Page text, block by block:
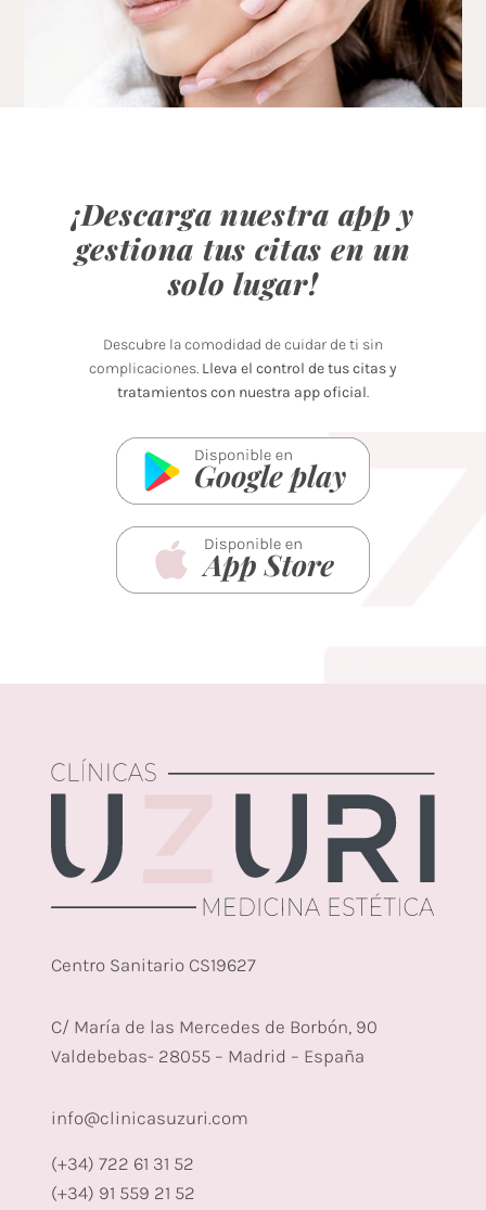
¡Descarga nuestra app y
gestiona tus citas en un
solo lugar!
Descubre la comodidad de cuidar de ti sin
complicaciones. Lleva el control de tus citas y
tratamientos con nuestra app oficial.
Centro Sanitario CS19627
C/ María de las Mercedes de Borbón, 90
Valdebebas- 28055 – Madrid – España
info@clinicasuzuri.com
(+34) 722 61 31 52
(+34) 91 559 21 52